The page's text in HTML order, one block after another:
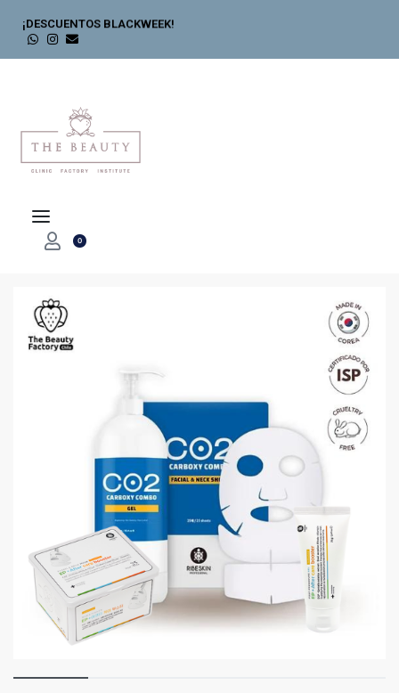
¡DESCUENTOS BLACKWEEK!
0